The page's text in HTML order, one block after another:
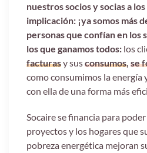
nuestros socios y socias a
implicación: ¡ya somos más
personas que confían en los
los que ganamos todos: los
facturasy susconsumos, se
como consumimos la energía
con ella de una forma más
Socaire se financia para
proyectos y los hogares que
pobreza energética mejoran